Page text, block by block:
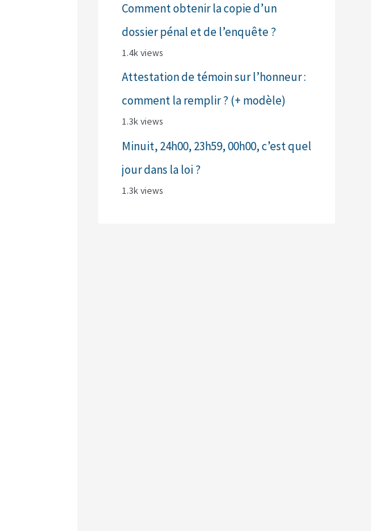
Comment obtenir la copie d’un
dossier pénal et de l’enquête ?
1.4k views
Attestation de témoin sur l’honneur :
comment la remplir ? (+ modèle)
1.3k views
Minuit, 24h00, 23h59, 00h00, c’est quel
jour dans la loi ?
1.3k views